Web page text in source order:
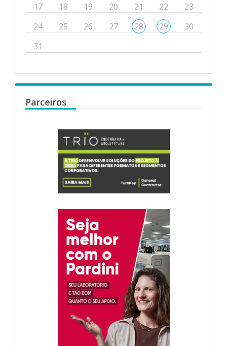
17
18 19 20 21 22
23
24
25 26 27 28 29
30
31
Parceiros